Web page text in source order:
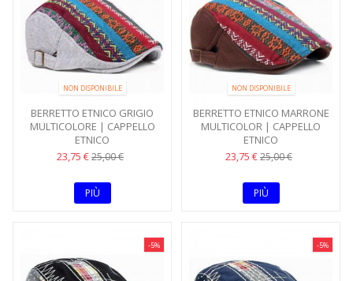
NON DISPONIBILE
BERRETTO ETNICO GRIGIO
MULTICOLORE | CAPPELLO
ETNICO
23,75 €25,00 €
PIÙ
NON DISPONIBILE
BERRETTO ETNICO MARRONE
MULTICOLOR | CAPPELLO
ETNICO
23,75 €25,00 €
PIÙ
-5% -5%